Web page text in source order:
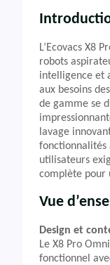
L’Ecovacs X8
robots
intelligence et
aux besoins
de gamme se
lavage
fonctionnalités
utilisateurs
complète pour
Vue
Design et
Le X8 Pro
fonctionnel